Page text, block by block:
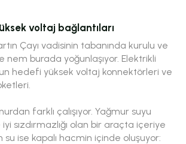
voltaj bağlantıları
Çayı vadisinin tabanında kurulu ve
nem burada yoğunlaşıyor. Elektrikli
hedefi yüksek voltaj konnektörleri ve
farklı çalışıyor. Yağmur suyu
sızdırmazlığı olan bir araçta içeriye
su ise kapalı hacmin içinde oluşuyor: